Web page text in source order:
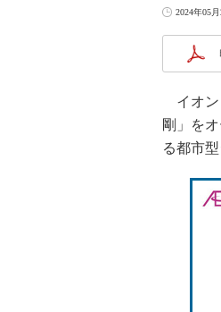
2024年05
イオン
剛」を
る都市